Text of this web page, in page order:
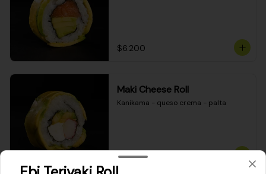
$6.200
Maki Cheese Roll
Kanikama - queso crema - palta
$5.200